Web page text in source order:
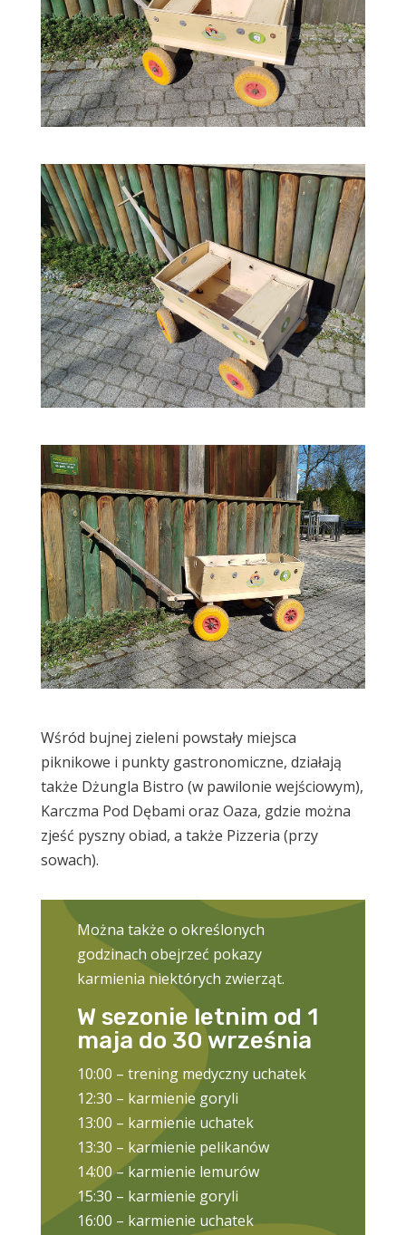
Wśród bujnej zieleni powstały miejsca
piknikowe i punkty gastronomiczne, działają
także Dżungla Bistro (w pawilonie wejściowym),
Karczma Pod Dębami oraz Oaza, gdzie można
zjeść pyszny obiad, a także Pizzeria (przy
sowach).
Można także o określonych
godzinach obejrzeć pokazy
karmienia niektórych zwierząt.
W sezonie letnim od 1
maja do 30 września
10:00 – trening medyczny uchatek
12:30 – karmienie goryli
13:00 – karmienie uchatek
13:30 – karmienie pelikanów
14:00 – karmienie lemurów
15:30 – karmienie goryli
16:00 – karmienie uchatek